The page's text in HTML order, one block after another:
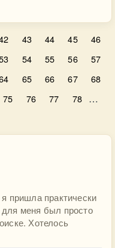
43 44 45
46
54 55 56
57
65 66 67
68
75 76 77 78 …
пришла практически
меня был просто
Хотелось